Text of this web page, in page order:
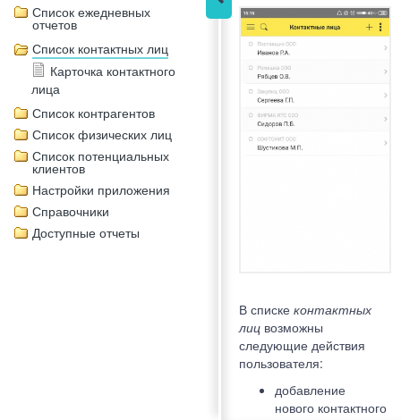
Список ежедневных
отчетов
Список контактных лиц
Карточка контактного
лица
Список контрагентов
Список физических лиц
Список потенциальных
клиентов
Настройки приложения
Справочники
Доступные отчеты
В списке контактных
лиц возможны
следующие действия
пользователя:
добавление
нового контактного